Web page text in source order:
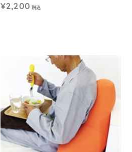
¥2,200 税込